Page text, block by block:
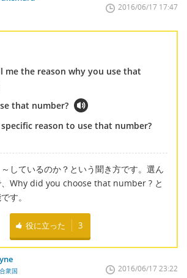
2016/06/17 17:47
me the reason why you use that
that number?
reason to use that number?
しているのか？という聞き方です。選ん
、Why did you choose that number ? と
す。
役に立った 3
衆国 2016/06/17 23:22